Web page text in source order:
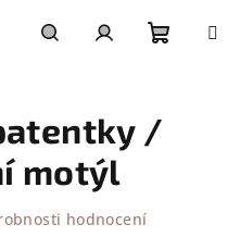
košík
/
motýl
hodnocení